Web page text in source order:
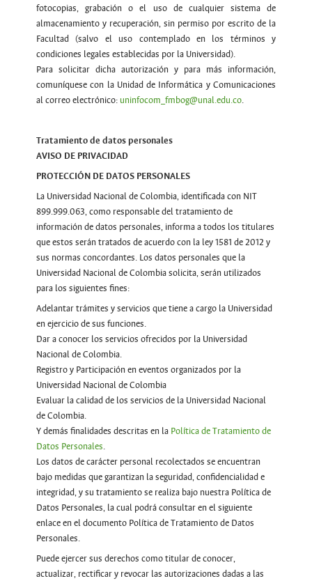
fotocopias, grabación o el uso de cualquier sistema de
almacenamiento y recuperación, sin permiso por escrito de la
Facultad (salvo el uso contemplado en los términos y
condiciones legales establecidas por la Universidad).
Para solicitar dicha autorización y para más información,
comuníquese con la Unidad de Informática y Comunicaciones
al correo electrónico: uninfocom_fmbog@unal.edu.co.
Tratamiento de datos personales
AVISO DE PRIVACIDAD
PROTECCIÓN DE DATOS PERSONALES
La Universidad Nacional de Colombia, identificada con NIT
899.999.063, como responsable del tratamiento de
información de datos personales, informa a todos los titulares
que estos serán tratados de acuerdo con la ley 1581 de 2012 y
sus normas concordantes. Los datos personales que la
Universidad Nacional de Colombia solicita, serán utilizados
para los siguientes fines:
Adelantar trámites y servicios que tiene a cargo la Universidad
en ejercicio de sus funciones.
Dar a conocer los servicios ofrecidos por la Universidad
Nacional de Colombia.
Registro y Participación en eventos organizados por la
Universidad Nacional de Colombia
Evaluar la calidad de los servicios de la Universidad Nacional
de Colombia.
Y demás finalidades descritas en la Política de Tratamiento de
Datos Personales.
Los datos de carácter personal recolectados se encuentran
bajo medidas que garantizan la seguridad, confidencialidad e
integridad, y su tratamiento se realiza bajo nuestra Política de
Datos Personales, la cual podrá consultar en el siguiente
enlace en el documento Política de Tratamiento de Datos
Personales.
Puede ejercer sus derechos como titular de conocer,
actualizar, rectificar y revocar las autorizaciones dadas a las